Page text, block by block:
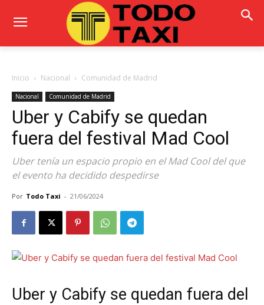
Inicio Nacional Comunidad de Madrid
Nacional Comunidad de Madrid
Uber y Cabify se quedan
fuera del festival Mad Cool
Uber tenía un espacio propio en el Mad Cool del que
el evento ha decidido despedirse
Por Todo Taxi - 21/06/2024
Uber y Cabify se quedan fuera del